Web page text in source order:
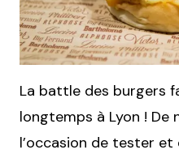
La battle des burgers
longtemps à Lyon ! De
l’occasion de tester